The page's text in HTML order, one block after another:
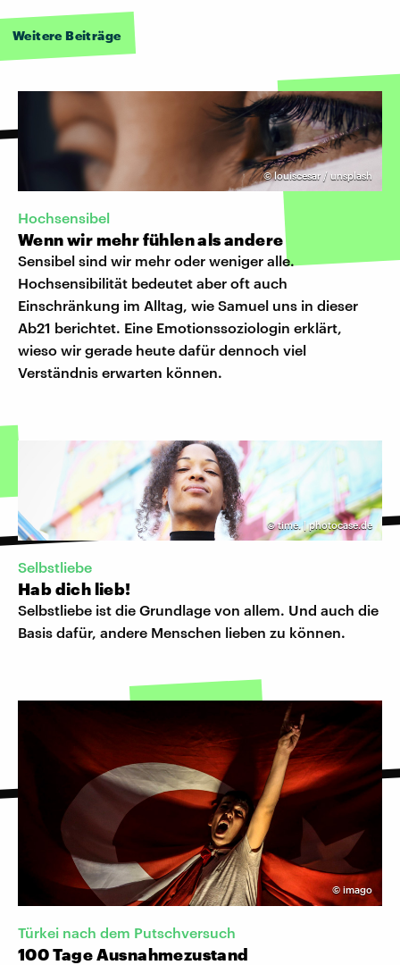
Weitere Beiträge
©louiscesar / unsplash
Hochsensibel
Wenn wir mehr fühlen als andere
Sensibel sind wir mehr oder weniger alle.
Hochsensibilität bedeutet aber oft auch
Einschränkung im Alltag, wie Samuel uns in dieser
Ab21 berichtet. Eine Emotionssoziologin erklärt,
wieso wir gerade heute dafür dennoch viel
Verständnis erwarten können.
©time. | photocase.de
Selbstliebe
Hab dich lieb!
Selbstliebe ist die Grundlage von allem. Und auch die
Basis dafür, andere Menschen lieben zu können.
© imago
Türkei nach dem Putschversuch
100 Tage Ausnahmezustand